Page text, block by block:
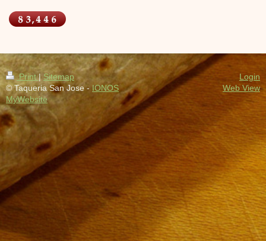
Print| Sitemap
© Taqueria San Jose - IONOS
MyWebsite
Login
Web View